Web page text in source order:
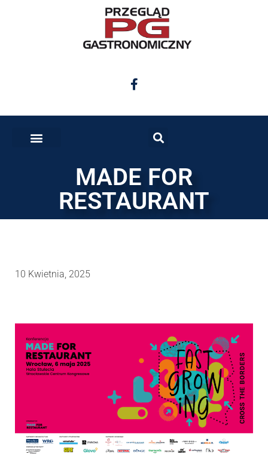
MADE FOR
RESTAURANT
10 Kwietnia, 2025